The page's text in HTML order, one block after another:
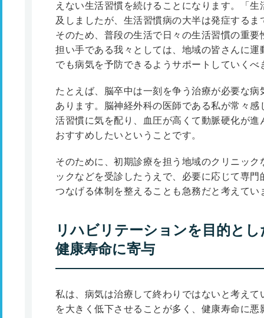
えない生活習慣を続けることになります。「
及しましたが、生活習慣病の大半は発症する
そのため、普段の生活で日々の生活習慣の重
担い手である我々としては、地域の皆さんに
でも病気を予防できるようサポートしていくべ
たとえば、脳卒中は一刻を争う治療が必要な
あります。脳神経外科の医師である私が常々
活習慣に気を配り、血圧が高くて動脈硬化が
おすすめしたいということです。
そのために、初期診療を担う地域のクリニッ
ックなどを受診したうえで、必要に応じて専
つなげる体制を整えることも急務だと考えてい
リハビリテーションを目的と
健康寿命に寄与
私は、病気は治療して終わりではないと考え
を大きく低下させることが多く、健康寿命に